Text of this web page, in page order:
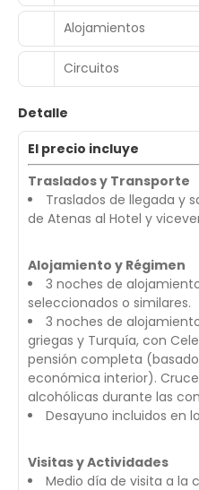
Alojamientos
Circuitos
Detalle
El precio incluye
Traslados y Transporte
Traslados de llegada y
de Atenas al Hotel y
Alojamiento y Régimen
3 noches de
seleccionados o similares.
3 noches de
griegas y Turquía, con
pensión completa
económica interior).
alcohólicas durante las
Desayuno incluidos en
Visitas y Actividades
Medio día de visita a la